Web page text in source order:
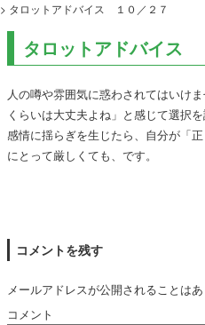
> タロットアドバイス １０／２７
タロットアドバイス
人の噂や雰囲気に惑わされてはいけ
くらいは大丈夫よね」と感じて選択
感情に揺らぎを生じたら、自分が「
にとって厳しくても、です。
コメントを残す
メールアドレスが公開されることは
コメント